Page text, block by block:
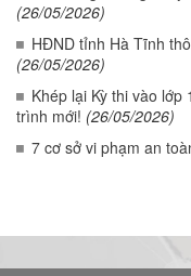
(26/05/2026)
HĐND tỉnh Hà Tĩnh
(26/05/2026)
Khép lại Kỳ thi vào
trình mới! (26/05/2026)
7 cơ sở vi phạm an